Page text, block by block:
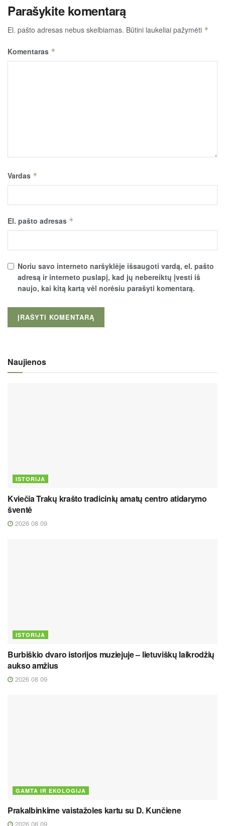
Parašykite komentarą
El. pašto adresas nebus skelbiamas. Būtini laukeliai pažymėti *
Komentaras *
Vardas *
El. pašto adresas *
Noriu savo interneto naršyklėje išsaugoti vardą, el. pašto
adresą ir interneto puslapį, kad jų nebereiktų įvesti iš
naujo, kai kitą kartą vėl norėsiu parašyti komentarą.
Naujienos
ISTORIJA
Kviečia Trakų krašto tradicinių amatų centro atidarymo
šventė
2026 08 09
ISTORIJA
Burbiškio dvaro istorijos muziejuje – lietuviškų laikrodžių
aukso amžius
2026 08 09
GAMTA IR EKOLOGIJA
Prakalbinkime vaistažoles kartu su D. Kunčiene
2026 08 09